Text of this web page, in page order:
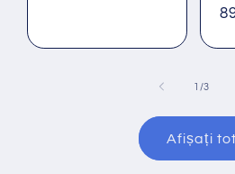
1 /din
3
Afișați tot